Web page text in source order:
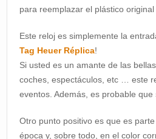
para reemplazar el plástico
Este reloj es simplemente la
Tag Heuer Réplica!
Si usted es un amante de las
coches, espectáculos, etc … este
eventos. Además, es probable
Otro punto positivo es que es
época y, sobre todo, en el color